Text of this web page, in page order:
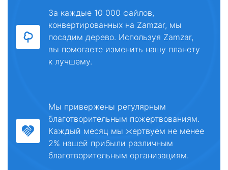
За каждые 10 000 файлов,
конвертированных на Zamzar, мы
посадим дерево. Используя Zamzar,
вы помогаете изменить нашу планету
к лучшему.
Мы привержены регулярным
благотворительным пожертвованиям.
Каждый месяц мы жертвуем не менее
2% нашей прибыли различным
благотворительным организациям.